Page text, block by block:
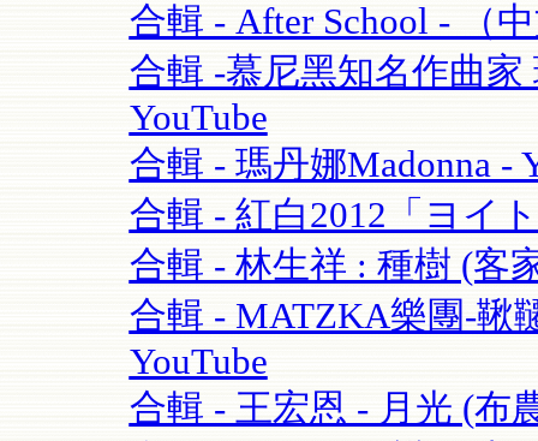
合輯 - After School - （
合輯 -慕尼黑知名作曲家
YouTube
合輯 - 瑪丹娜Madonna -
合輯 - 紅白2012「ヨイ
合輯 - 林生祥 : 種樹 (客
合輯 - MATZKA樂團-鞦
YouTube
合輯 - 王宏恩 - 月光 (布